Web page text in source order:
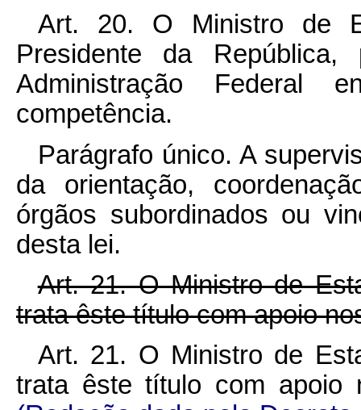
Art. 20. O Ministro de
Presidente da
Administração Federal
competência.
Parágrafo único. A
da orientação,
órgãos subordinados ou
desta lei.
Art. 21. O Ministro de
trata êste título com apoio
Art. 21. O Ministro de
trata êste título com